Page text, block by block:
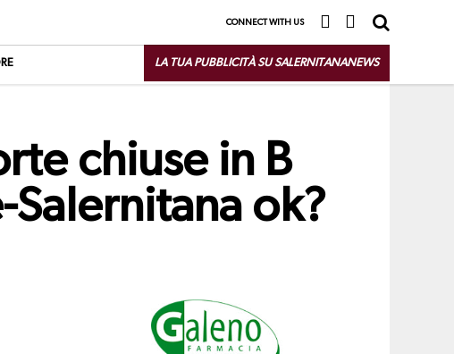
CONNECT WITH US
LA TUA PUBBLICITÀ SU SALERNITANANEWS
chiuse in B
ok?